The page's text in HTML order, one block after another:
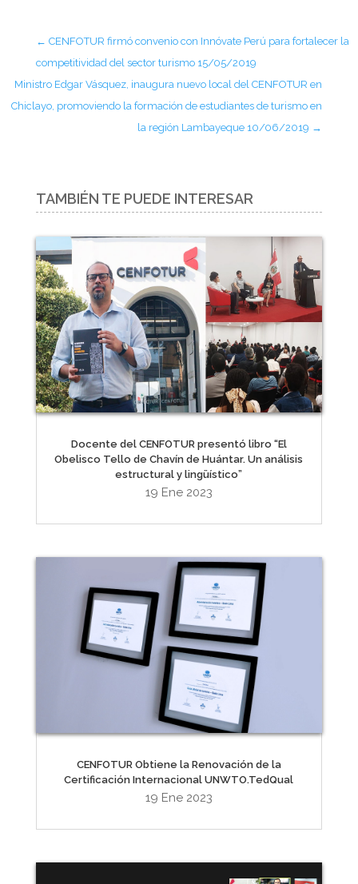
← CENFOTUR firmó convenio con Innóvate Perú para fortalecer la
competitividad del sector turismo 15/05/2019
Ministro Edgar Vásquez, inaugura nuevo local del CENFOTUR en
Chiclayo, promoviendo la formación de estudiantes de turismo en
la región Lambayeque 10/06/2019 →
TAMBIÉN TE PUEDE INTERESAR
Docente del CENFOTUR presentó libro “El
Obelisco Tello de Chavín de Huántar. Un análisis
estructural y lingüístico”
19 Ene 2023
CENFOTUR Obtiene la Renovación de la
Certificación Internacional UNWTO.TedQual
19 Ene 2023